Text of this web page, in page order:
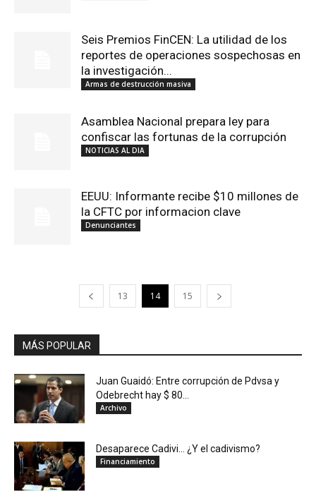
Seis Premios FinCEN: La utilidad de los
reportes de operaciones sospechosas en
la investigación...
Armas de destrucción masiva
Asamblea Nacional prepara ley para
confiscar las fortunas de la corrupción
NOTICIAS AL DIA
EEUU: Informante recibe $10 millones de
la CFTC por informacion clave
Denunciantes
13 14 15
MÁS POPULAR
Juan Guaidó: Entre corrupción de Pdvsa y
Odebrecht hay $ 80...
Archivo
Desaparece Cadivi… ¿Y el cadivismo?
Financiamiento